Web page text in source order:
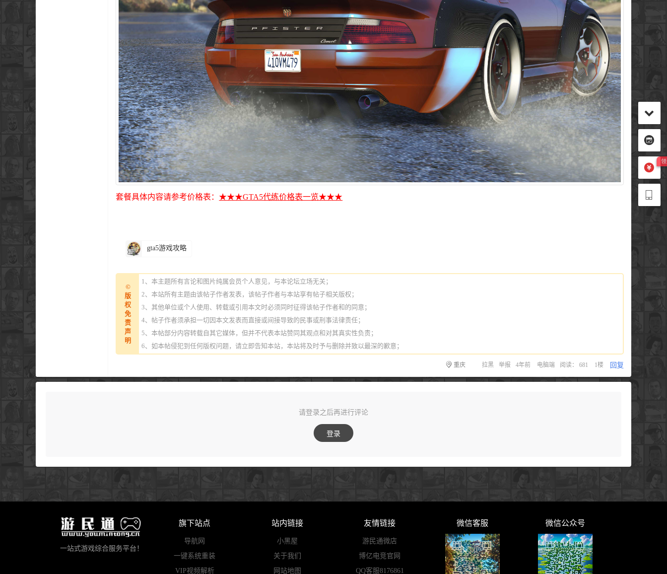
套餐具体内容请参考价格表： ★★★GTA5代练价格表一览★★★
gta5游戏攻略
©
版
权
免
责
声
明
1、本主题所有言论和图片纯属会员个人意见，与本论坛立场无关；
2、本站所有主题由该帖子作者发表，该帖子作者与本站享有帖子相关版权；
3、其他单位或个人使用、转载或引用本文时必须同时征得该帖子作者和的同意；
4、帖子作者须承担一切因本文发表而直接或间接导致的民事或刑事法律责任；
5、本帖部分内容转载自其它媒体，但并不代表本站赞同其观点和对其真实性负责；
6、如本帖侵犯到任何版权问题，请立即告知本站，本站将及时予与删除并致以最深的歉意；
重庆 拉黑 举报 4年前 电脑端 阅读： 681 1楼 回复
请登录之后再进行评论
登录
一站式游戏综合服务平台！
旗下站点
导航网
一键系统重装
VIP视频解析
站内链接
小黑屋
关于我们
网站地图
友情链接
游民通微店
博亿电竞官网
QQ客服8176861
微信客服 微信公众号